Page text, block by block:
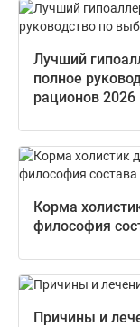
Лучший
полное
рационов 2026
Корма
философия
Причины и